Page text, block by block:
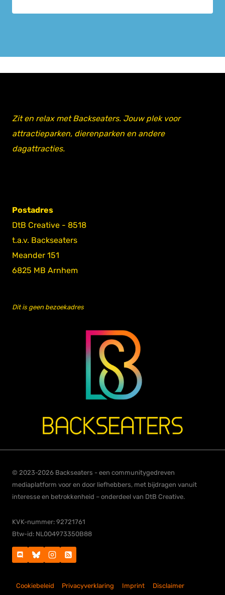
Zit en relax met Backseaters. Jouw plek voor
attractieparken, dierenparken en andere
dagattracties.
Postadres
DtB Creative - 8518
t.a.v. Backseaters
Meander 151
6825 MB Arnhem
Dit is geen bezoekadres
© 2023-2026 Backseaters - een communitygedreven
mediaplatform voor en door liefhebbers, met bijdragen vanuit
interesse en betrokkenheid – onderdeel van DtB Creative.
KVK-nummer: 92721761
Btw-id: NL004973350B88
Cookiebeleid Privacyverklaring Imprint Disclaimer